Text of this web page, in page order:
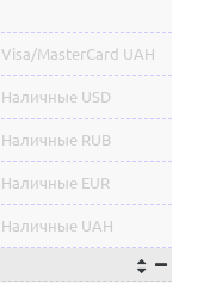
Visa/MasterCard UAH
Наличные USD
Наличные RUB
Наличные EUR
Наличные UAH